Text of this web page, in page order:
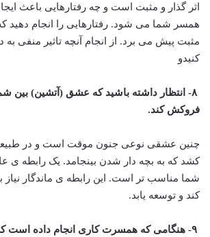
اثر گذار و مثبت است و چه رفتارهایی باعث
همسر شما می شود. رفتارهایی را انجام دهید
مثبت پیش می برد. از انجام آنچه تاثیر منفی به
کنیدو
۸- انتظار داشته باشید که عشق (آتشین) بین
فروکش کند.
چنین عشقی نوعی جنون موقت است و در
کشد که به بچه دار شدن بینجامد. یک رابطه ی
شما مناسب تر است. این رابطه ی ماندگار نیاز
کند و توسعه یابد.
۹- هنگامی که همسرت کاری انجام داده است